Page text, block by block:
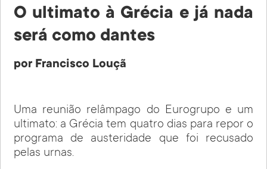
O ultimato à Grécia e já nada
será como dantes
por Francisco Louçã
Uma reunião relâmpago do Eurogrupo e um
ultimato: a Grécia tem quatro dias para repor o
programa de austeridade que foi recusado
pelas urnas.